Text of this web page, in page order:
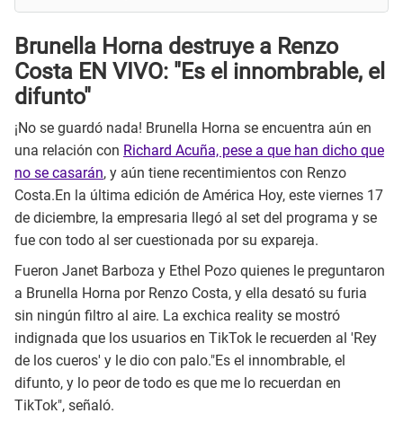
Brunella Horna destruye a Renzo
Costa EN VIVO: "Es el innombrable, el
difunto"
¡No se guardó nada! Brunella Horna se encuentra aún en
una relación con Richard Acuña, pese a que han dicho que
no se casarán, y aún tiene recentimientos con Renzo
Costa.En la última edición de América Hoy, este viernes 17
de diciembre, la empresaria llegó al set del programa y se
fue con todo al ser cuestionada por su expareja.
Fueron Janet Barboza y Ethel Pozo quienes le preguntaron
a Brunella Horna por Renzo Costa, y ella desató su furia
sin ningún filtro al aire. La exchica reality se mostró
indignada que los usuarios en TikTok le recuerden al 'Rey
de los cueros' y le dio con palo."Es el innombrable, el
difunto, y lo peor de todo es que me lo recuerdan en
TikTok", señaló.